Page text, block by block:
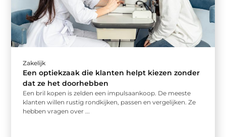
Zakelijk
Een optiekzaak die klanten helpt kiezen zonder
dat ze het doorhebben
Een bril kopen is zelden een impulsaankoop. De meeste
klanten willen rustig rondkijken, passen en vergelijken. Ze
hebben vragen over ...